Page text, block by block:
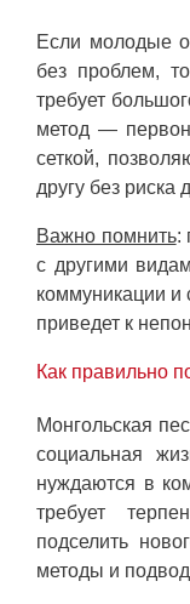
Если молодые
без проблем,
требует
метод —
сеткой,
другу без риска
Важно помнить:
с другими
коммуникации и
приведет к
Как правильно
Монгольская
социальная
нуждаются в
требует
подселить
методы и